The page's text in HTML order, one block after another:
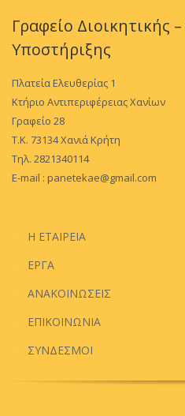
Γραφείο Διοικητικής
Υποστήριξης
Πλατεία Ελευθερίας 1
Κτήριο Αντιπεριφέρειας Χανίων
Γραφείο 28
Τ.Κ. 73134 Χανιά Κρήτη
Τηλ. 2821340114
E-mail : panetekae@gmail.com
Η ΕΤΑΙΡΕΙΑ
ΕΡΓΑ
ΑΝΑΚΟΙΝΩΣΕΙΣ
ΕΠΙΚΟΙΝΩΝΙΑ
ΣΥΝΔΕΣΜΟΙ